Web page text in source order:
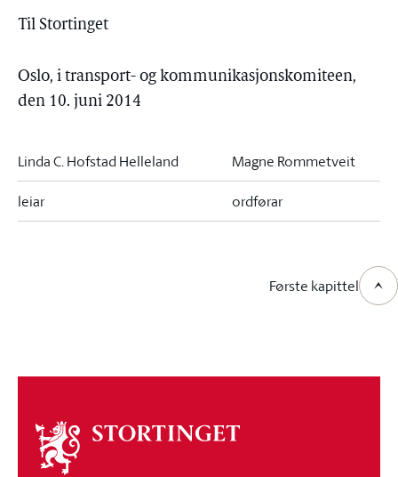
Til Stortinget
Oslo, i transport- og kommunikasjonskomiteen,
den 10. juni 2014
Linda C. Hofstad Helleland Magne Rommetveit
leiar ordførar
Første kapittel
Om
stortinget